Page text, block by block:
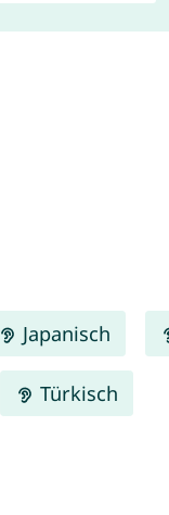
Japanisch
Türkisch